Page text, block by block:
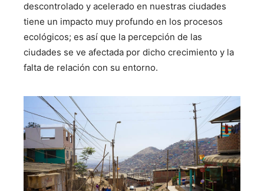
descontrolado y acelerado en nuestras ciudades
tiene un impacto muy profundo en los procesos
ecológicos; es así que la percepción de las
ciudades se ve afectada por dicho crecimiento y la
falta de relación con su entorno.